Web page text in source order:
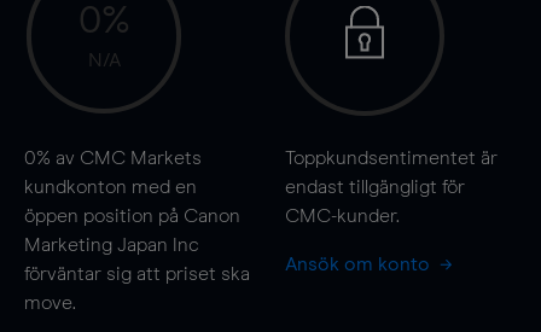
0%
N/A
0% av CMC Markets
kundkonton med en
öppen position på Canon
Marketing Japan Inc
förväntar sig att priset ska
move.
Toppkundsentimentet är
endast tillgängligt för
CMC-kunder.
Ansök om konto